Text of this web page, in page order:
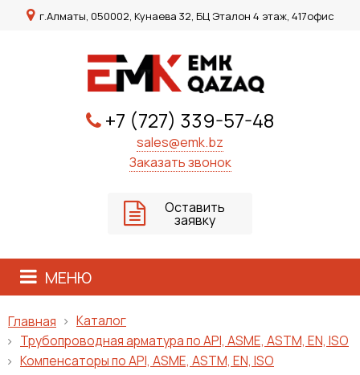
г.Алматы, 050002, Кунаева 32, БЦ Эталон 4 этаж, 417офис
+7 (727) 339-57-48
sales@emk.bz
Заказать звонок
Оставить
заявку
МЕНЮ
Главная
Каталог
Трубопроводная арматура по API, ASME, ASTM, EN, ISO
Компенсаторы по API, ASME, ASTM, EN, ISO